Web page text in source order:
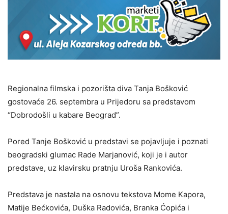
Regionalna filmska i pozorišta diva Tanja Bošković
gostovaće 26. septembra u Prijedoru sa predstavom
“Dobrodošli u kabare Beograd”.
Pored Tanje Bošković u predstavi se pojavljuje i poznati
beogradski glumac Rade Marjanović, koji je i autor
predstave, uz klavirsku pratnju Uroša Rankovića.
Predstava je nastala na osnovu tekstova Mome Kapora,
Matije Bećkovića, Duška Radovića, Branka Ćopića i